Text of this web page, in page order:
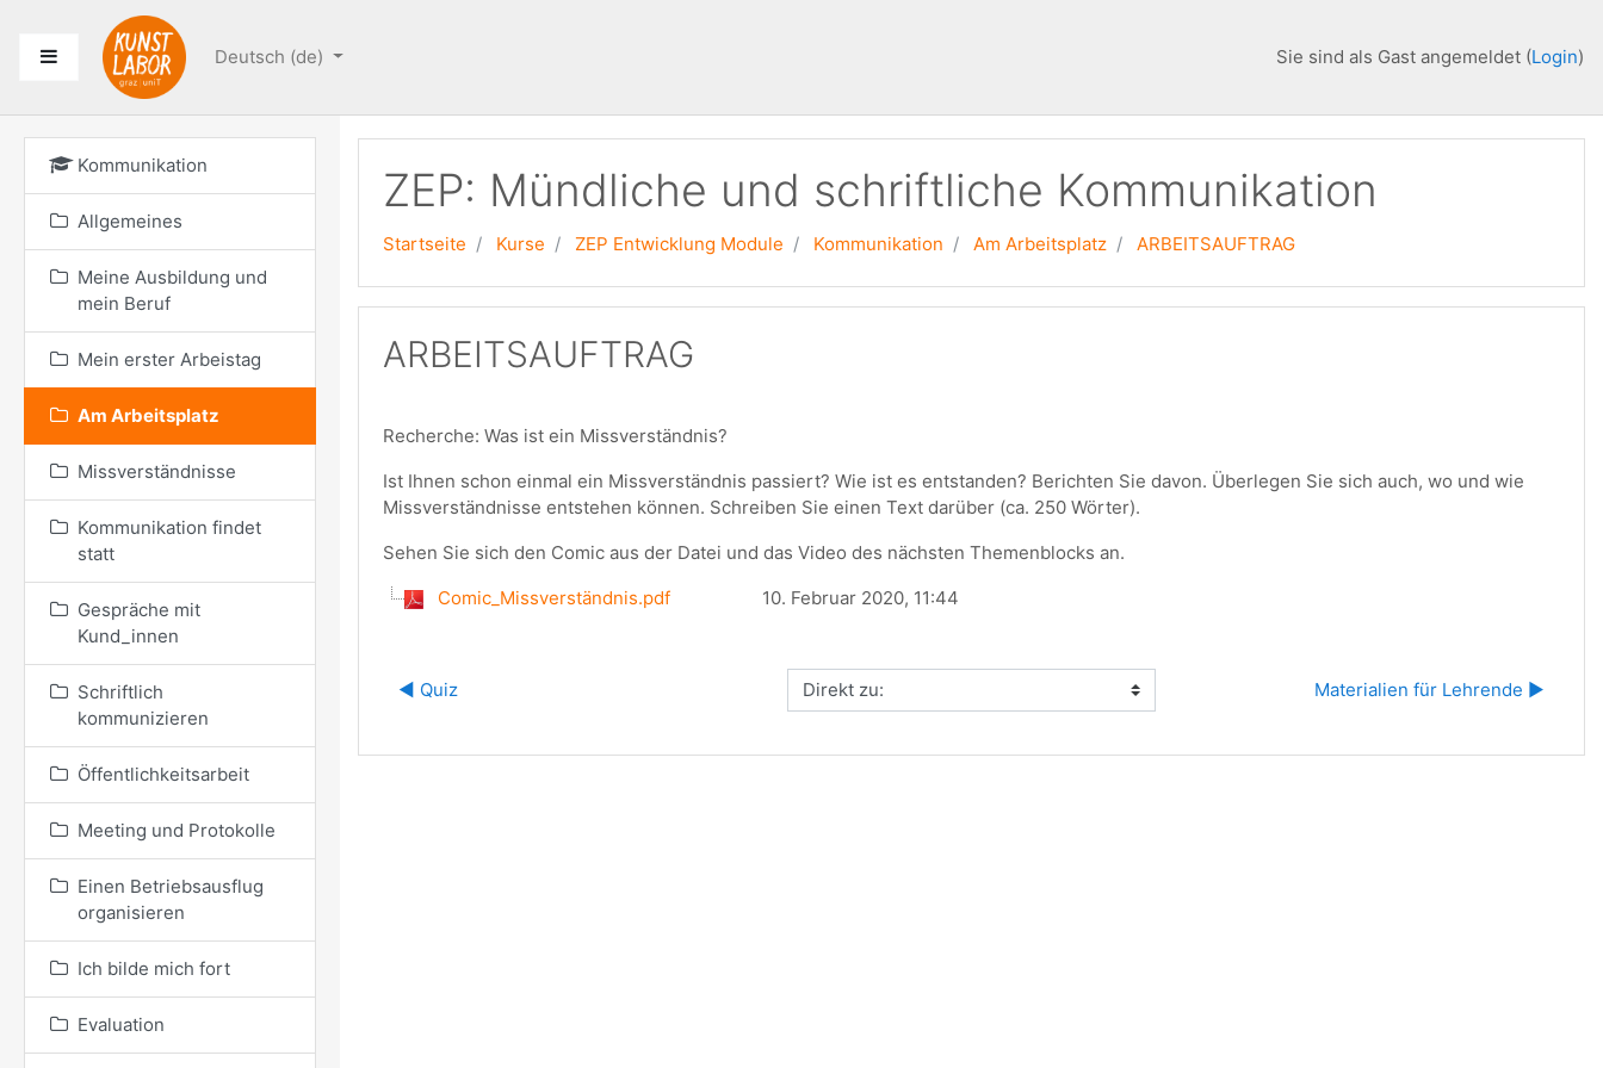
Website-Übersicht Deutsch ‎(de)‎ Sie sind als Gast angemeldet (Login)
ZEP: Mündliche und schriftliche Kommunikation
Startseite Kurse ZEP Entwicklung Module Kommunikation Am Arbeitsplatz ARBEITSAUFTRAG
ARBEITSAUFTRAG
Recherche: Was ist ein Missverständnis?
Ist Ihnen schon einmal ein Missverständnis passiert? Wie ist es entstanden? Berichten Sie davon. Überlegen Sie sich auch, wo und wie
Missverständnisse entstehen können. Schreiben Sie einen Text darüber (ca. 250 Wörter).
Sehen Sie sich den Comic aus der Datei und das Video des nächsten Themenblocks an.
Comic_Missverständnis.pdf
10. Februar 2020, 11:44
◀︎ Quiz Direkt zu: Materialien für Lehrende ▶︎
Kommunikation
Allgemeines
Meine Ausbildung und
mein Beruf
Mein erster Arbeistag
Am Arbeitsplatz
Missverständnisse
Kommunikation findet
statt
Gespräche mit
Kund_innen
Schriftlich
kommunizieren
Öffentlichkeitsarbeit
Meeting und Protokolle
Einen Betriebsausflug
organisieren
Ich bilde mich fort
Evaluation